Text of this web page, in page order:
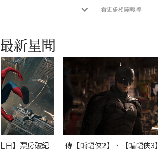
看更多相關報導
日】票房破紀
傳【蝙蝠俠2】、【蝙蝠俠3】